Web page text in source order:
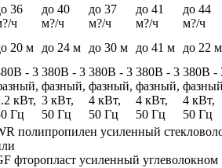
36
ч
до 40
м?/ч
до 37
м?/ч
до 41
м?/ч
до 44
м?/ч
20 м до 24 м до 30 м до 41 м до 22 м
- 3
кВт,
Гц
380В - 3
фазный,
3 кВт,
50 Гц
380В - 3
фазный,
4 кВт,
50 Гц
380В - 3
фазный,
4 кВт,
50 Гц
380В -
4 кВт,
50 Гц
полипропилен усиленный
фторопласт усиленный углеволокном